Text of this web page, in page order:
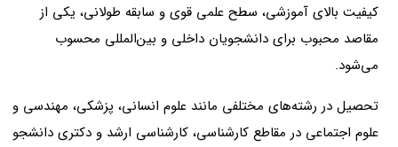
کیفیت بالای آموزشی، سطح علمی قوی و سابقه طولانی، یکی از
مقاصد محبوب برای دانشجویان داخلی و بین‌المللی محسوب
می‌شود.
تحصیل در رشته‌های مختلفی مانند علوم انسانی، پزشکی، مهندسی و
علوم اجتماعی در مقاطع کارشناسی، کارشناسی ارشد و دکتری دانشجو